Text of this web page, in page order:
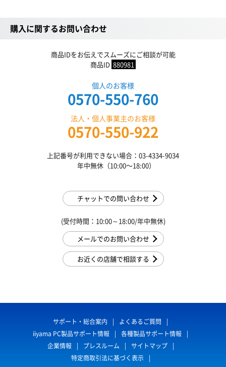
購入に関するお問い合わせ
商品IDをお伝えでスムーズにご相談が可能
商品ID 880981
個人のお客様
0570-550-760
法人・個人事業主のお客様
0570-550-922
上記番号が利用できない場合：03-4334-9034
年中無休（10:00〜18:00）
チャットでの問い合わせ
(受付時間：10:00～18:00/年中無休)
メールでのお問い合わせ
お近くの店舗で相談する
サポート・総合案内
よくあるご質問
iiyama PC製品サポート情報
各種製品サポート情報
企業情報
プレスルーム
サイトマップ
特定商取引法に基づく表示